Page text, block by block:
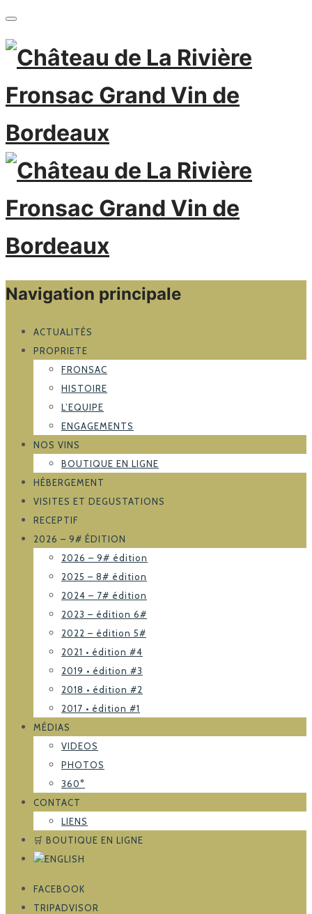
Navigation principale
ACTUALITÉS
PROPRIETE
FRONSAC
HISTOIRE
L’EQUIPE
ENGAGEMENTS
NOS VINS
BOUTIQUE EN LIGNE
HÉBERGEMENT
VISITES ET DEGUSTATIONS
RECEPTIF
2026 – 9# ÉDITION
2026 – 9# édition
2025 – 8# édition
2024 – 7# édition
2023 – édition 6#
2022 – édition 5#
2021 • édition #4
2019 • édition #3
2018 • édition #2
2017 • édition #1
MÉDIAS
VIDEOS
PHOTOS
360°
CONTACT
LIENS
🛒 BOUTIQUE EN LIGNE
FACEBOOK
TRIPADVISOR